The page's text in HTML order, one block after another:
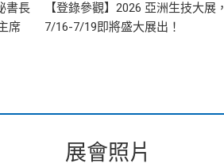
書長
席
【登錄參觀】2026 亞洲生技大展，
7/16-7/19即將盛大展出！
展會照片